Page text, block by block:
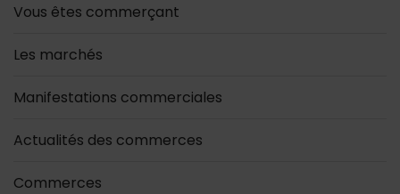
Vous êtes commerçant
Les marchés
Manifestations commerciales
Actualités des commerces
Commerces